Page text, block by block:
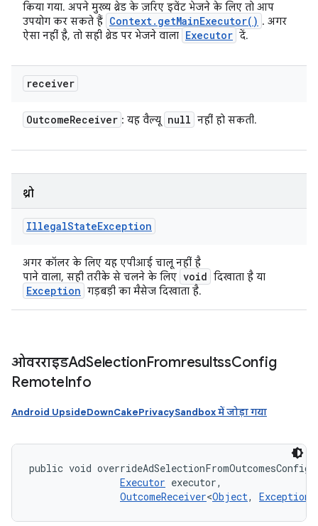
किया गया. अपने मुख्य थ्रेड के ज़रिए इवेंट भेजने के लिए तो आप
उपयोग कर सकते हैं Context. getMainExecutor( ) . अगर
ऐसा नहीं है, तो सही थ्रेड पर भेजने वाला Executor दें.
receiver
OutcomeReceiver : यह वैल्यू null नहीं हो सकती.
थ्रो
IllegalStateException
अगर कॉलर के लिए यह एपीआई चालू नहीं है
पाने वाला, सही तरीके से चलने के लिए void दिखाता है या
Exception गड़बड़ी का मैसेज दिखाता है.
ओवरराइडAdSelectionFromresultssConfig
RemoteInfo
Android UpsideDownCakePrivacySandbox में जोड़ा गया
public void
Executor executor,
OutcomeReceiver<Object, Exception